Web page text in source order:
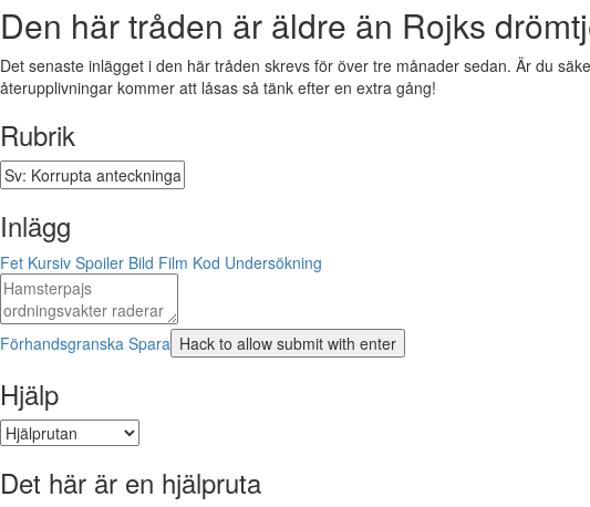
Den här tråden är äldre än Rojks
Det senaste inlägget i den här tråden skrevs för över tre månader sedan. Är du
återupplivningar kommer att låsas så tänk efter en extra gång!
Rubrik
Inlägg
Fet Kursiv Spoiler Bild Film Kod Undersökning
Förhandsgranska Spara
Hjälp
Det här är en hjälpruta